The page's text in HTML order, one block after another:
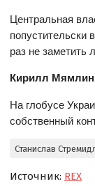
Центральная
попустительски
раз не заметить
Кирилл Мямлин
На глобусе
собственный
Станислав
Источник: REX